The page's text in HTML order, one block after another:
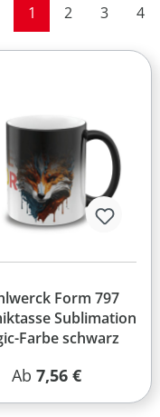
Seite
1 Seite
2 Seite
3 Seite
4
Form 797
Sublimation
Farbe schwarz
Regulärer Preis:
Ab7,56 €